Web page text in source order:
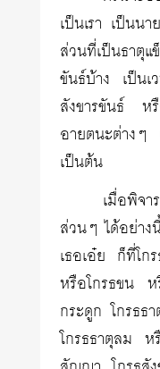
เป็นเรา เป็น
ส่วนที่เป็นธาตุ
ขันธ์บ้าง เป็น
สังขารขันธ์ ห
อายตนะต่าง
เป็นต้น
เมื่อพิจา
ส่วนๆ ได้อย่าง
เธอเอ๋ย ก็ที่โก
หรือโกรธขน
กระดูก โกรธธ
โกรธธาตุลม ห